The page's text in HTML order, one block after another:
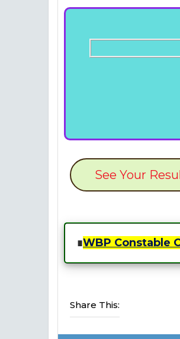
See Your
∎WBP Constable
Share This: